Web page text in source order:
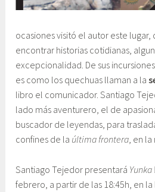
ó
n
y
E
d
u
c
a
i
ó
ocasiones visitó el autor este
encontrar historias cotidianas,
excepcionalidad. De sus
es como los quechuas llaman a la
libro el comunicador. Santiago
lado más aventurero, el de
buscador de leyendas, para
confines de la última frontera, en la
Santiago Tejedor presentará Yunka
febrero, a partir de las 18:45h, en la